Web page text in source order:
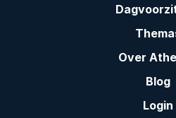
Over
Blog
Login